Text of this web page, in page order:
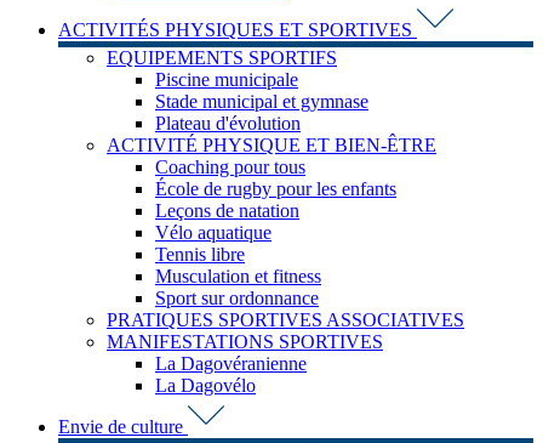
ACTIVITÉS PHYSIQUES ET SPORTIVES
EQUIPEMENTS SPORTIFS
Piscine municipale
Stade municipal et gymnase
Plateau d'évolution
ACTIVITÉ PHYSIQUE ET BIEN-ÊTRE
Coaching pour tous
École de rugby pour les enfants
Leçons de natation
Vélo aquatique
Tennis libre
Musculation et fitness
Sport sur ordonnance
PRATIQUES SPORTIVES ASSOCIATIVES
MANIFESTATIONS SPORTIVES
La Dagovéranienne
La Dagovélo
Envie de culture